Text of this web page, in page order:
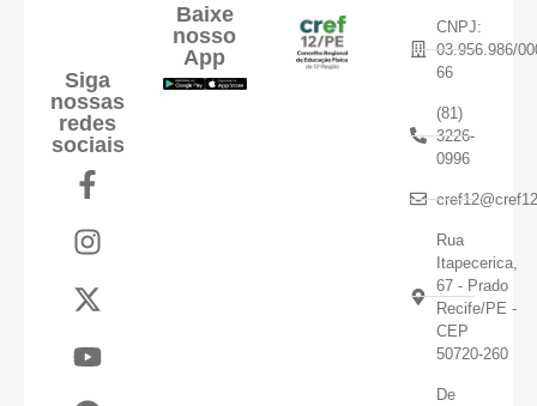
Siga
nossas
redes
sociais
Baixe
nosso
App
CNPJ:
03.956.986/
66
(81)
3226-
0996
Rua
Itapecerica,
67 - Prado
Recife/PE -
CEP
50720-260
De